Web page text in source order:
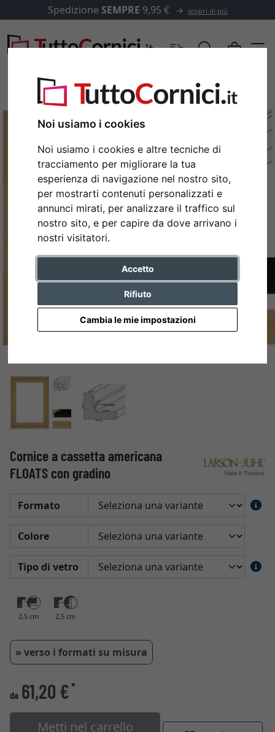
Noi usiamo i cookies
Noi usiamo i cookies e altre tecniche di
tracciamento per migliorare la tua
esperienza di navigazione nel nostro sito,
per mostrarti contenuti personalizzati e
annunci mirati, per analizzare il traffico sul
nostro sito, e per capire da dove arrivano i
nostri visitatori.
Accetto
Rifiuto
Cambia le mie impostazioni
Spedizione SEMPRE 9,95 € scopri di più
Indietro
Cornice a cassetta americana
FLOATS con gradino
Formato
Colore
Tipo di vetro
2,5 cm 2,5 cm
» verso i formati su misura
da 61,20 €*
Metti nel carrello